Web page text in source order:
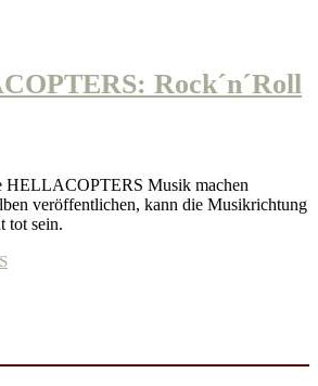
Rock´n´Roll
HELLACOPTERS Musik machen
veröffentlichen, kann die Musikrichtung
tot sein.